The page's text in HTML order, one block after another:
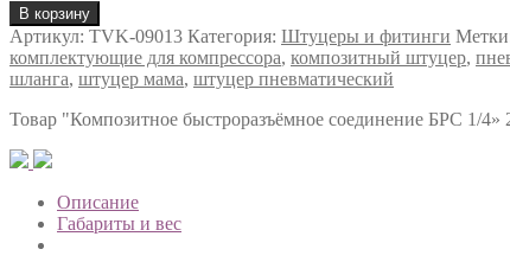
В корзину
Артикул: TVK-09013 Категория: Штуцеры и фитинги
комплектующие для компрессора, композитный штуцер,
шланга, штуцер мама, штуцер пневматический
Товар "Композитное быстроразъёмное соединение БРС 1/
Описание
Габариты и вес